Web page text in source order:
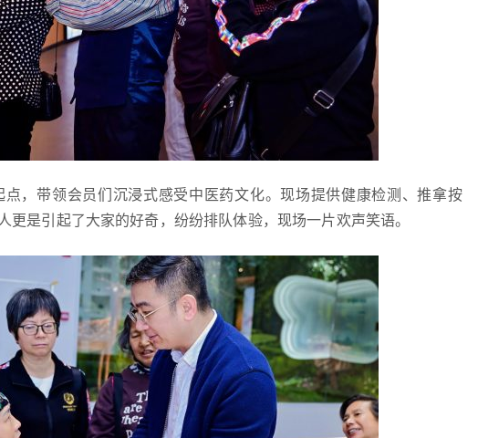
，带领会员们沉浸式感受中医药文化。现场提供健康检测、推拿按
更是引起了大家的好奇，纷纷排队体验，现场一片欢声笑语。